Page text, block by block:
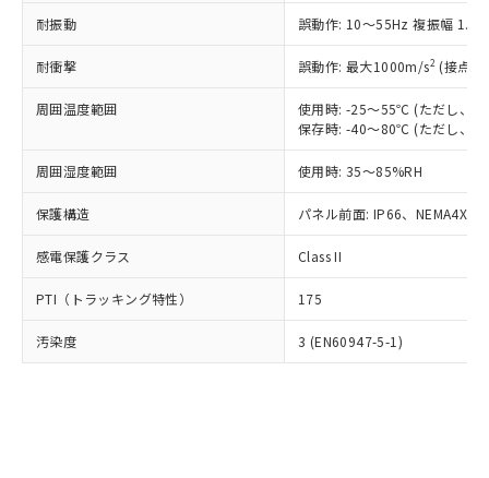
耐振動 誤動作: 10～55Hz 複振幅
耐衝撃 誤動作: 最大1000m/s2 (接点
周囲温度範囲
使用時: -25～55℃ (ただし、氷
保存時: -40～80℃ (ただし、氷
周囲湿度範囲 使用時: 35～85%RH
保護構造 パネル前面: IP66、NEMA4X,
感電保護クラス Class II
PTI（トラッキング特性） 175
汚染度 3 (EN60947-5-1)
正式な納期状況および標準価格はお客
様のお取引先、またはお客様担当のオ
ムロン制御機器販売店・当社販売員に
オムロン制御機器販売店や当社販売拠
販売ネットワーク
」をご確認
在庫状況および標準価格結果を当社の
示しないようお願いします。
マイパーツ機能（部品リスト作成サー
ビス）をご利用いただくには、I-Web
メンバーズにご登録されている必要が
お客様が当ウェブサイト上で当社にご
登録された部品リストについて、当社
ルベンジル（BBP） 1000ppm以下、フタル酸ジブチル
（DBP） 1000ppm以下、フタル酸ジイソブチル
但し、RoHS指令で産業用監視および制御機器に対する
フタル酸エステル類の４物質については閾値を超える意
図的な使用がないことを確認しています。
部品在庫の切り替え状況などにより、予定
月が前後することがあります。
※3 非含有証明書ダウンロード
DBP(フタル酸ジブチル) : 1000ppm、 DIBP(フタル酸ジ
イソブチル) : 1000ppm、 BBP(フタル酸ブチルベンジ
「ｅ」：有害物質（10物質）のすべてが基
準値以下であることを示します。
「10」：通常の使用状況下において有害物
質が外部に漏えいし、環境に深刻な影響を
及ぼさない年数を意味します。
「－」：未確認です。当社販売部門へお問
全に破砕するなど、違法に輸出されな
いよう必要な手段を講じます。
当社は貴社製品を、核兵器、ミサイ
ル、化学兵器、生物兵器またはその他
武器並びにこれらの製造装置等に一切
当社は、貴社製品を第三者に販売する
場合は、上記1、2および3の内容を当
該第三者に通知します。また当社は、
販売先および販売に係わる関係者が違
法に輸出するおそれがある場合は、取
－
在庫なし(最新の在庫状況につ
いては、お客様のお取引先、ま
たはお客様担当のオムロン制御
機器販売店・当社販売員にご確
空
受注生産機種、また在庫状況の
情報を公開していない機種